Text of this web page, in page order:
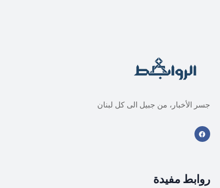
جسر الأخبار، من جبيل الى كل لبنان
روابط مفيدة